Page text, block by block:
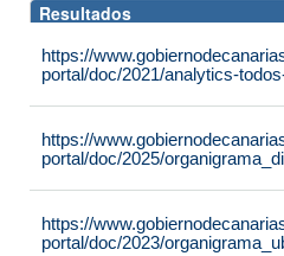
Resultados
https://
portal/doc/2021/analytics-
https://
portal/doc/2025/
https://
portal/doc/2023/